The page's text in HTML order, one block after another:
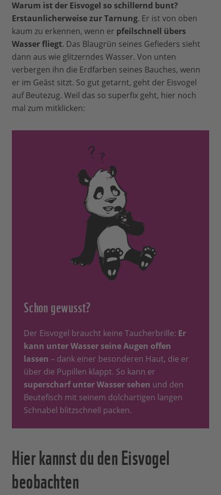
Warum ist der Eisvogel so schillernd bunt?
Erstaunlicherweise zur Tarnung. Er ist von oben
kaum zu erkennen, wenn er pfeilschnell übers
Wasser fliegt. Das Blaugrün seines Gefieders sieht
dann aus wie glitzerndes Wasser. Von unten
verbergen ihn die Erdfarben seines Bauches, wenn
er im Geäst sitzt. So gut getarnt, geht der Eisvogel
auf Beutezug. Weil das so superfix geht, hier noch
mal zum mitklicken:
Schon gewusst?
Der Eisvogel braucht keine Taucherbrille: Er
kann unter Wasser seine Augen offen
lassen – dank einer besonderen Haut, die er
über die Pupillen klappt. So kann er
superscharf unter Wasser sehen und den
Beutefisch mit seinem dolchartigen langen
Schnabel blitzschnell packen.
Hier kannst du den Eisvogel
beobachten